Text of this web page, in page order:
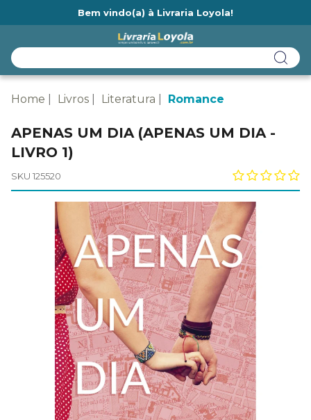
Bem vindo(a) à Livraria Loyola!
Home Livros Literatura Romance
APENAS UM DIA (APENAS UM DIA -
LIVRO 1)
SKU 125520